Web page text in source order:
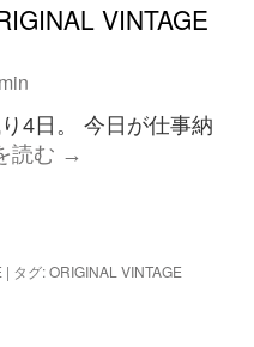
VINTAGE
4日。 今日が仕事納
読む →
| タグ:ORIGINAL VINTAGE